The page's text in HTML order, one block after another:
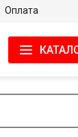
Оплата